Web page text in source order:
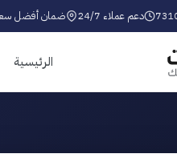
دعم عملاء 24/7 ضمان أفضل
الرئيسية